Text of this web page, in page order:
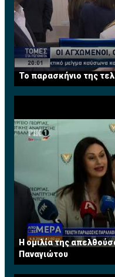
Το παρασκήνιο της
Η ομιλία της
Παναγιώτου